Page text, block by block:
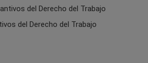
del Derecho del Trabajo
del Derecho del Trabajo